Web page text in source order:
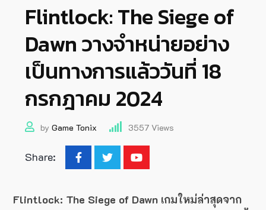
Flintlock: The Siege of
Dawn วางจำหน่ายอย่าง
เป็นทางการแล้ววันที่ 18
กรกฎาคม 2024
by Game Tonix 3557 Views
Share:
Flintlock: The Siege of Dawn เกมใหม่ล่าสุดจาก